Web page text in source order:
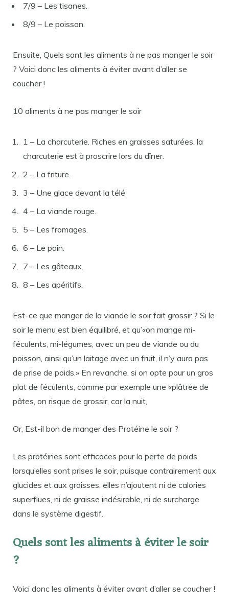
7/9 – Les tisanes.
8/9 – Le poisson.
Ensuite, Quels sont les aliments à ne pas manger le soir
? Voici donc les aliments à éviter avant d’aller se
coucher !
10 aliments à ne pas manger le soir
1 – La charcuterie. Riches en graisses saturées, la
charcuterie est à proscrire lors du dîner.
2 – La friture.
3 – Une glace devant la télé
4 – La viande rouge.
5 – Les fromages.
6 – Le pain.
7 – Les gâteaux.
8 – Les apéritifs.
Est-ce que manger de la viande le soir fait grossir ? Si le
soir le menu est bien équilibré, et qu’«on mange mi-
féculents, mi-légumes, avec un peu de viande ou du
poisson, ainsi qu’un laitage avec un fruit, il n’y aura pas
de prise de poids.» En revanche, si on opte pour un gros
plat de féculents, comme par exemple une «plâtrée de
pâtes, on risque de grossir, car la nuit,
Or, Est-il bon de manger des Protéine le soir ?
Les protéines sont efficaces pour la perte de poids
lorsqu’elles sont prises le soir, puisque contrairement aux
glucides et aux graisses, elles n’ajoutent ni de calories
superflues, ni de graisse indésirable, ni de surcharge
dans le système digestif.
Quels sont les aliments à éviter le soir
?
Voici donc les aliments à éviter avant d’aller se coucher !